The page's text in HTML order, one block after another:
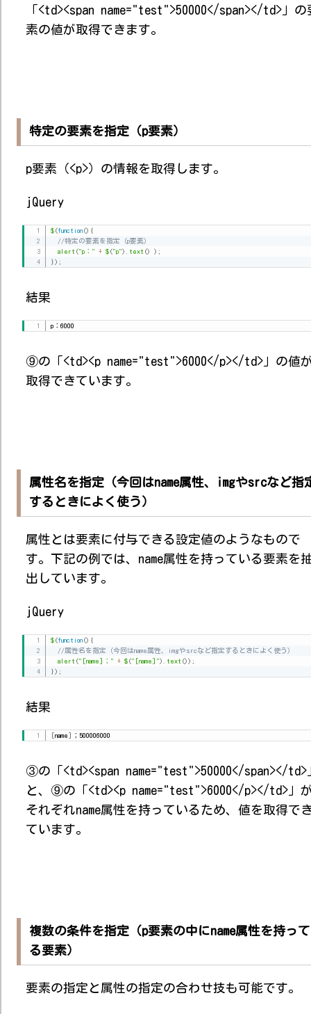
「<td><span name="test">50000</span></td>」の
素の値が取得できます。
特定の要素を指定（p要素）
p要素（<p>）の情報を取得します。
jQuery
$ (function () {
//特定の要素を指定（p要素）
alert ("p：" + $ ("p") text () ) ;
} ) ;
結果
p：6000
⑨の「<td><p name="test">6000</p></td>」の値
取得できています。
属性名を指定（今回はname属性、imgやsrcなど指
するときによく使う）
属性とは要素に付与できる設定値のようなもので
す。下記の例では、name属性を持っている要素を
出しています。
jQuery
$ (function () {
//属性名を指定（今回はname属性、imgやsrcなど指定するときによく使う）
alert ("[name]；" + $ ("[name]") text () ) ;
} ) ;
結果
[name ] ；500006000
③の「<td><span name="test">50000</span></td>
と、⑨の「<td><p name="test">6000</p></td>」
それぞれname属性を持っているため、値を取得で
ています。
複数の条件を指定（p要素の中にname属性を持っ
る要素）
要素の指定と属性の指定の合わせ技も可能です。